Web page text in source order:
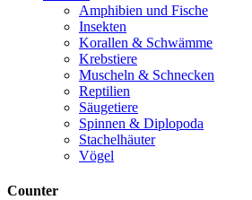
Amphibien und Fische
Insekten
Korallen & Schwämme
Krebstiere
Muscheln & Schnecken
Reptilien
Säugetiere
Spinnen & Diplopoda
Stachelhäuter
Vögel
Counter